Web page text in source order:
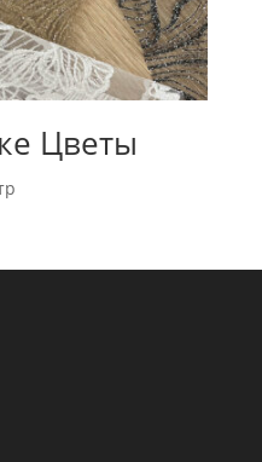
Цветы